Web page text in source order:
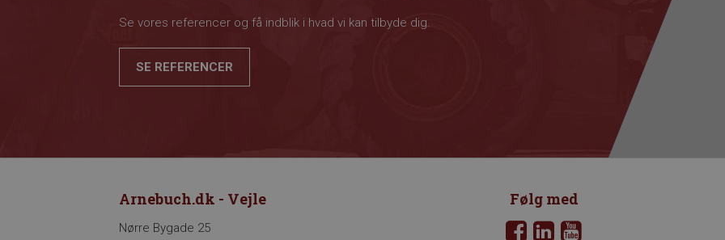
Se vores referencer og få indblik i hvad vi kan tilbyde dig.
SE REFERENCER
Arnebuch.dk - Vejle
Nørre Bygade 25
Følg med